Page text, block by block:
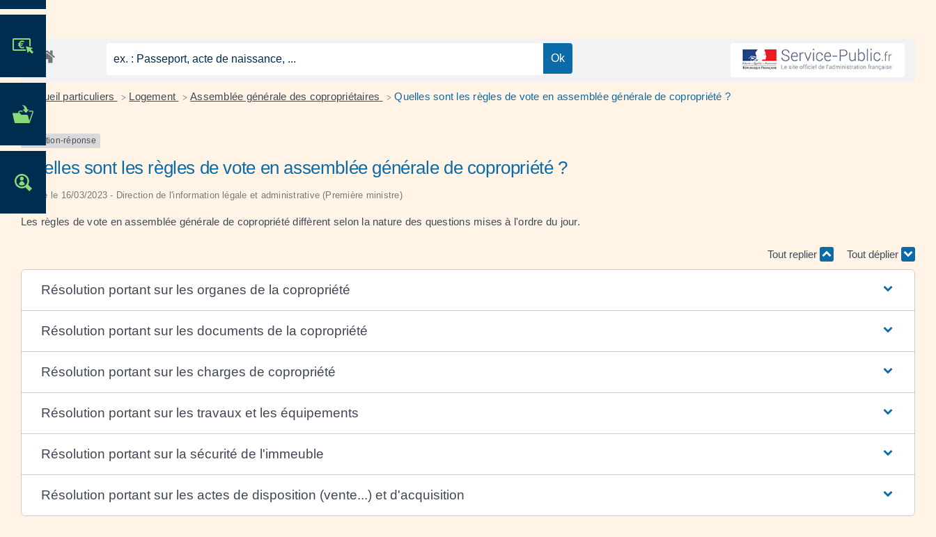
MES DÉMARCHES
Accueil particuliers > Logement > Assemblée générale des copropriétaires > Quelles sont les règles de vote en assemblée générale de copropriété ?
Question-réponse
Quelles sont les règles de vote en assemblée générale de copropriété ?
Vérifié le 16/03/2023 - Direction de l'information légale et administrative (Première ministre)
Les règles de vote en assemblée générale de copropriété diffèrent selon la nature des questions mises à l'ordre du jour.
Tout replier Tout déplier
Résolution portant sur les organes de la copropriété
Résolution portant sur les documents de la copropriété
Résolution portant sur les charges de copropriété
Résolution portant sur les travaux et les équipements
Résolution portant sur la sécurité de l'immeuble
Résolution portant sur les actes de disposition (vente...) et d'acquisition